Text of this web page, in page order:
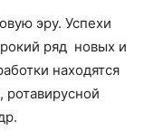
эру. Успехи
ряд новых и
находятся
ротавирусной